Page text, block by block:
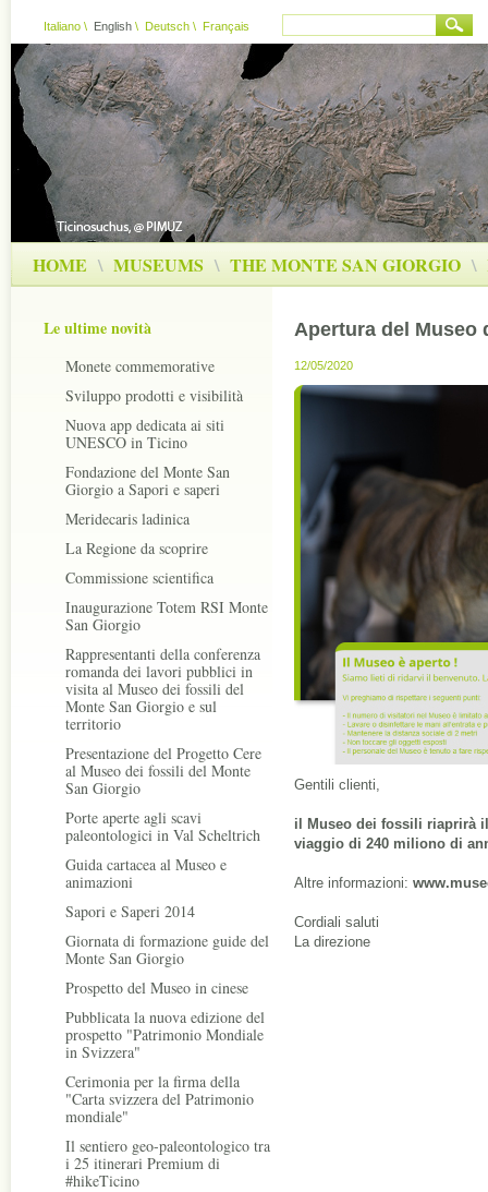
Italiano \ English \ Deutsch \ Français
HOME \ MUSEUMS \ THE MONTE SAN GIORGIO \
Le ultime novità
Monete commemorative
Sviluppo prodotti e visibilità
Nuova app dedicata ai siti
UNESCO in Ticino
Fondazione del Monte San
Giorgio a Sapori e saperi
Meridecaris ladinica
La Regione da scoprire
Commissione scientifica
Inaugurazione Totem RSI Monte
San Giorgio
Rappresentanti della conferenza
romanda dei lavori pubblici in
visita al Museo dei fossili del
Monte San Giorgio e sul
territorio
Presentazione del Progetto Cere
al Museo dei fossili del Monte
San Giorgio
Porte aperte agli scavi
paleontologici in Val Scheltrich
Guida cartacea al Museo e
animazioni
Sapori e Saperi 2014
Giornata di formazione guide del
Monte San Giorgio
Prospetto del Museo in cinese
Pubblicata la nuova edizione del
prospetto "Patrimonio Mondiale
in Svizzera"
Cerimonia per la firma della
"Carta svizzera del Patrimonio
mondiale"
Il sentiero geo-paleontologico tra
i 25 itinerari Premium di
#hikeTicino
Apertura del Museo
12/05/2020
Gentili clienti,
il Museo dei fossili riapriràil
viaggio di 240 miliono di
Altre informazioni:
Cordiali saluti
La direzione